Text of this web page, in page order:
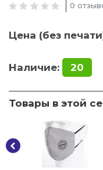
0
Цена (без
Наличие: 20
Товары в этой